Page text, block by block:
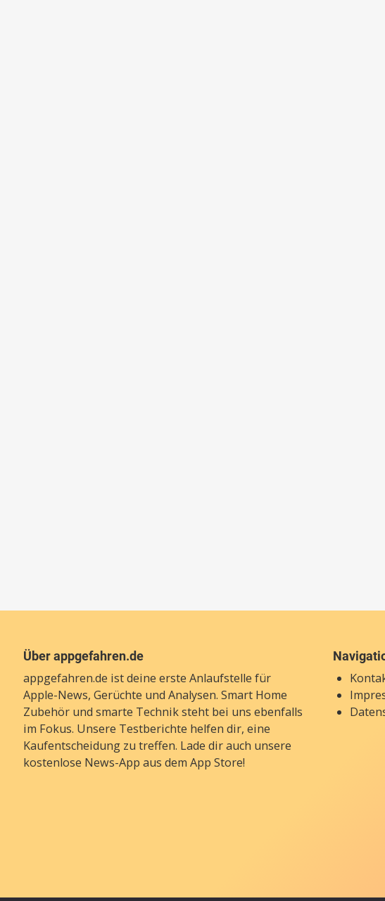
Über appgefahren.de
appgefahren.de ist deine erste Anlaufstelle für
Apple-News, Gerüchte und Analysen. Smart Home
Zubehör und smarte Technik steht bei uns ebenfalls
im Fokus. Unsere Testberichte helfen dir, eine
Kaufentscheidung zu treffen. Lade dir auch unsere
kostenlose News-App aus dem App Store!